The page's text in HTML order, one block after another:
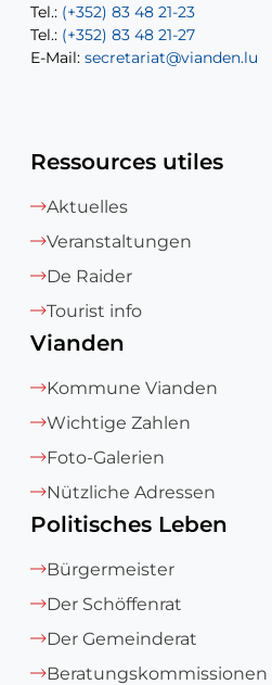
Tel.: (+352) 83 48 21-23
Tel.: (+352) 83 48 21-27
E-Mail: secretariat@vianden.lu
Tel.: (+352) 83 48 21-22
E-Mail:sofia.carvalho@vianden.lu
E-Mail: diane.storn@vianden.lu
Ressources utiles
Aktuelles
Veranstaltungen
De Raider
Tourist info
Vianden
Kommune Vianden
Wichtige Zahlen
Foto-Galerien
Nützliche Adressen
Politisches Leben
Bürgermeister
Der Schöffenrat
Der Gemeinderat
Beratungskommissionen